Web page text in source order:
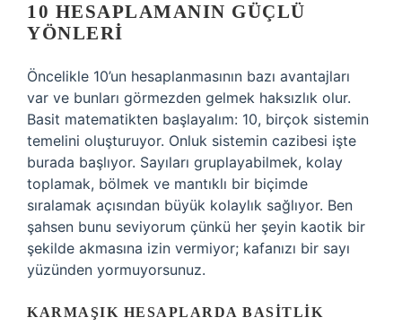
10 HESAPLAMANIN GÜÇLÜ
YÖNLERI
Öncelikle 10’un hesaplanmasının bazı avantajları
var ve bunları görmezden gelmek haksızlık olur.
Basit matematikten başlayalım: 10, birçok sistemin
temelini oluşturuyor. Onluk sistemin cazibesi işte
burada başlıyor. Sayıları gruplayabilmek, kolay
toplamak, bölmek ve mantıklı bir biçimde
sıralamak açısından büyük kolaylık sağlıyor. Ben
şahsen bunu seviyorum çünkü her şeyin kaotik bir
şekilde akmasına izin vermiyor; kafanızı bir sayı
yüzünden yormuyorsunuz.
KARMAŞIK HESAPLARDA BASITLIK